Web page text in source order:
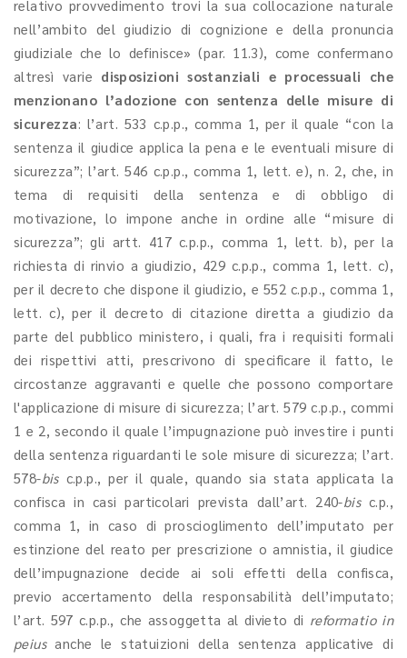
relativo provvedimento trovi la sua collocazione naturale
nell’ambito del giudizio di cognizione e della pronuncia
giudiziale che lo definisce» (par. 11.3), come confermano
altresì varie disposizioni sostanziali e processuali che
menzionano l’adozione con sentenza delle misure di
sicurezza: l’art. 533 c.p.p., comma 1, per il quale “con la
sentenza il giudice applica la pena e le eventuali misure di
sicurezza”; l’art. 546 c.p.p., comma 1, lett. e), n. 2, che, in
tema di requisiti della sentenza e di obbligo di
motivazione, lo impone anche in ordine alle “misure di
sicurezza”; gli artt. 417 c.p.p., comma 1, lett. b), per la
richiesta di rinvio a giudizio, 429 c.p.p., comma 1, lett. c),
per il decreto che dispone il giudizio, e 552 c.p.p., comma 1,
lett. c), per il decreto di citazione diretta a giudizio da
parte del pubblico ministero, i quali, fra i requisiti formali
dei rispettivi atti, prescrivono di specificare il fatto, le
circostanze aggravanti e quelle che possono comportare
l'applicazione di misure di sicurezza; l’art. 579 c.p.p., commi
1 e 2, secondo il quale l’impugnazione può investire i punti
della sentenza riguardanti le sole misure di sicurezza; l’art.
578-bisc.p.p., per il quale, quando sia stata applicata la
confisca in casi particolari prevista dall’art. 240-bisc.p.,
comma 1, in caso di proscioglimento dell’imputato per
estinzione del reato per prescrizione o amnistia, il giudice
dell’impugnazione decide ai soli effetti della confisca,
previo accertamento della responsabilità dell’imputato;
l’art. 597 c.p.p., che assoggetta al divieto di reformatio in
peiusanche le statuizioni della sentenza applicative di